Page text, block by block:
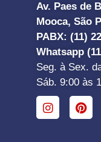
Av. Paes de
Mooca, São
PABX: (11)
Whatsapp
Seg. à Sex.
Sáb. 9:00 às